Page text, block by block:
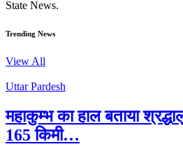
State News.
Trending News
View All
Uttar Pardesh
महाकुम्भ का हाल बताया
165 किमी…